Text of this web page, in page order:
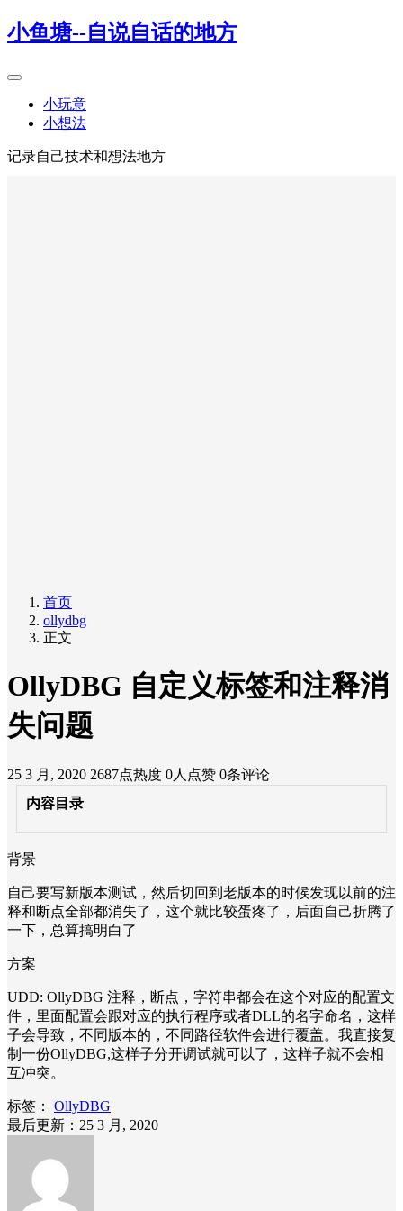
小鱼塘--自说自话的地方
小玩意
小想法
记录自己技术和想法地方
首页
ollydbg
正文
OllyDBG 自定义标签和注释消
失问题
25 3 月, 2020 2687点热度 0人点赞 0条评论
内容目录
背景
自己要写新版本测试，然后切回到老版本的时候发现以前的注
释和断点全部都消失了，这个就比较蛋疼了，后面自己折腾了
一下，总算搞明白了
方案
UDD: OllyDBG 注释，断点，字符串都会在这个对应的配置文
件，里面配置会跟对应的执行程序或者DLL的名字命名，这样
子会导致，不同版本的，不同路径软件会进行覆盖。我直接复
制一份OllyDBG,这样子分开调试就可以了，这样子就不会相
互冲突。
标签：
OllyDBG
最后更新：25 3 月, 2020